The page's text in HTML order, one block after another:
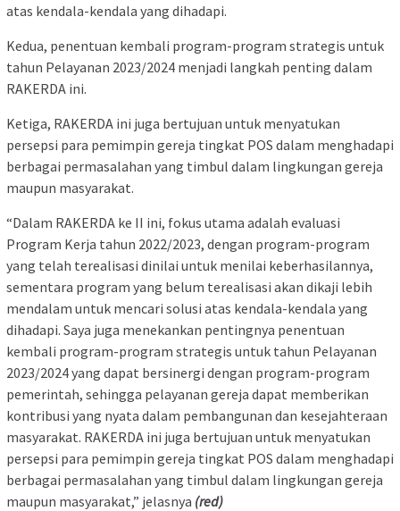
atas kendala-kendala yang dihadapi.
Kedua, penentuan kembali program-program strategis untuk
tahun Pelayanan 2023/2024 menjadi langkah penting dalam
RAKERDA ini.
Ketiga, RAKERDA ini juga bertujuan untuk menyatukan
persepsi para pemimpin gereja tingkat POS dalam menghadapi
berbagai permasalahan yang timbul dalam lingkungan gereja
maupun masyarakat.
“Dalam RAKERDA ke II ini, fokus utama adalah evaluasi
Program Kerja tahun 2022/2023, dengan program-program
yang telah terealisasi dinilai untuk menilai keberhasilannya,
sementara program yang belum terealisasi akan dikaji lebih
mendalam untuk mencari solusi atas kendala-kendala yang
dihadapi. Saya juga menekankan pentingnya penentuan
kembali program-program strategis untuk tahun Pelayanan
2023/2024 yang dapat bersinergi dengan program-program
pemerintah, sehingga pelayanan gereja dapat memberikan
kontribusi yang nyata dalam pembangunan dan kesejahteraan
masyarakat. RAKERDA ini juga bertujuan untuk menyatukan
persepsi para pemimpin gereja tingkat POS dalam menghadapi
berbagai permasalahan yang timbul dalam lingkungan gereja
maupun masyarakat,” jelasnya (red)